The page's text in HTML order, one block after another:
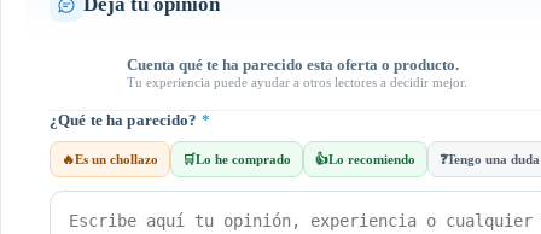
Cuenta qué te ha parecido esta oferta o producto.
Tu experiencia puede ayudar a otros lectores a decidir mejor.
¿Qué te ha parecido? *
🔥Es un chollazo 🛒Lo he comprado 👍Lo recomiendo ❓Tengo una duda